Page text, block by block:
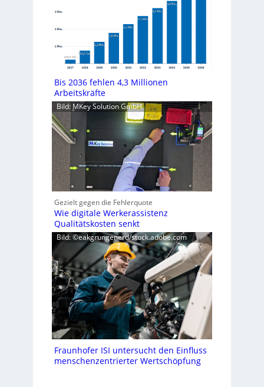
Bis 2036 fehlen 4,3 Millionen
Arbeitskräfte
Bild: MKey Solution GmbH
Gezielt gegen die Fehlerquote
Wie digitale Werkerassistenz
Qualitätskosten senkt
Bild: ©eakgrungenerd/stock.adobe.com
Fraunhofer ISI untersucht den Einfluss
menschenzentrierter Wertschöpfung